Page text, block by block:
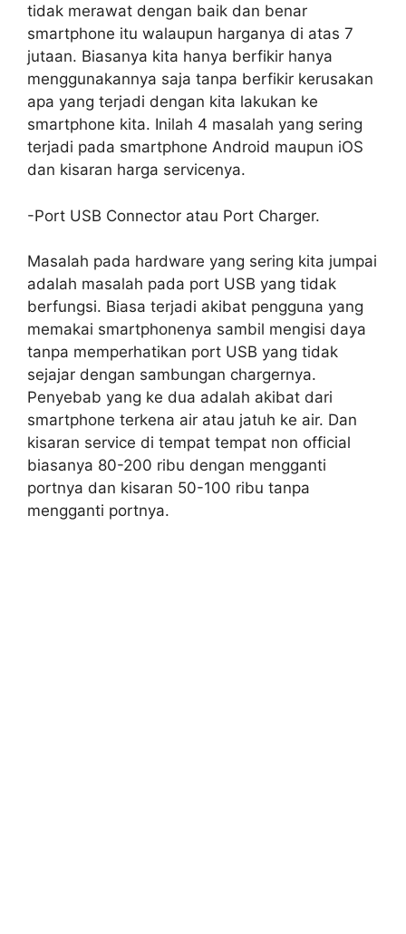
tidak merawat dengan baik dan benar
smartphone itu walaupun harganya di atas 7
jutaan. Biasanya kita hanya berfikir hanya
menggunakannya saja tanpa berfikir kerusakan
apa yang terjadi dengan kita lakukan ke
smartphone kita. Inilah 4 masalah yang sering
terjadi pada smartphone Android maupun iOS
dan kisaran harga servicenya.
-Port USB Connector atau Port Charger.
Masalah pada hardware yang sering kita jumpai
adalah masalah pada port USB yang tidak
berfungsi. Biasa terjadi akibat pengguna yang
memakai smartphonenya sambil mengisi daya
tanpa memperhatikan port USB yang tidak
sejajar dengan sambungan chargernya.
Penyebab yang ke dua adalah akibat dari
smartphone terkena air atau jatuh ke air. Dan
kisaran service di tempat tempat non official
biasanya 80-200 ribu dengan mengganti
portnya dan kisaran 50-100 ribu tanpa
mengganti portnya.